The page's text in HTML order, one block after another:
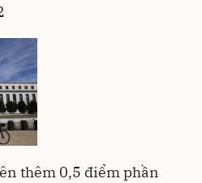
thêm 0,5 điểm phần